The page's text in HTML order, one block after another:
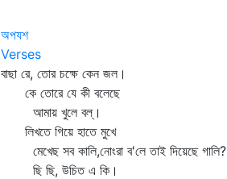
অপযশ
Verses
বাছা রে, তোর চক্ষে কেন জল।
কে তোরে যে কী বলেছে
আমায় খুলে বল্‌।
লিখতে গিয়ে হাতে মুখে
মেখেছ সব কালি,নোংরা ব'লে তাই দিয়েছে গালি?
ছি ছি, উচিত এ কি।